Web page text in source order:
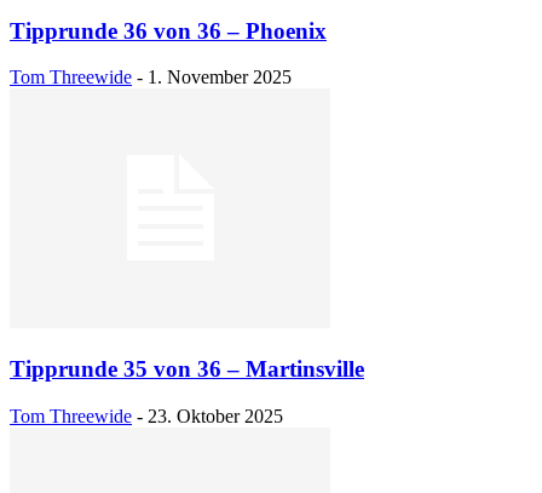
Tipprunde 36 von 36 – Phoenix
Tom Threewide - 1. November 2025
Tipprunde 35 von 36 – Martinsville
Tom Threewide - 23. Oktober 2025